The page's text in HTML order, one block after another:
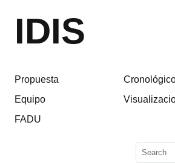
IDIS
Propuesta
Equipo
FADU